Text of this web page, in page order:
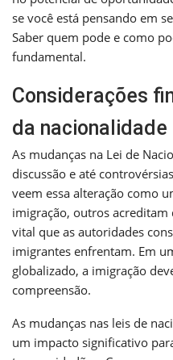
se você está pensando em
Saber quem pode e como
fundamental.
Considerações
da nacionalidade
As mudanças na Lei de
discussão e até
veem essa alteração como
imigração, outros
vital que as autoridades
imigrantes enfrentam. Em
globalizado, a imigração
compreensão.
As mudanças nas leis de
um impacto significativo